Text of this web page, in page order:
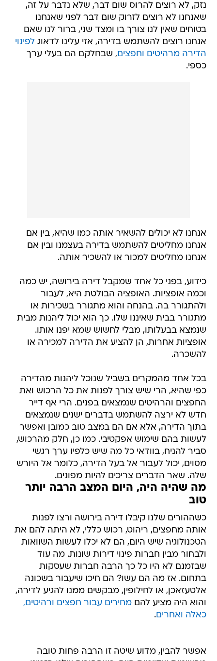
נזק, לא רוצים להרוס שום דבר, שלא נדבר על זה,
שאנחנו לא רוצים לזרוק שום דבר לפני שאנחנו
בטוחים שאין לנו צורך בו ומצד שני, ברור לנו שאם
אנחנו רוצים להשתמש בדירה, אזי עלינו לדאוגלפינוי
הדירה מרהיטים וחפצים, שבחלקם הם בעלי ערך
כספי.
אנחנו לא יכולים להשאיר אותה כמו שהיא, בין אם
אנחנו מחליטים להשתמש בדירה בעצמנו ובין אם
אנחנו מחליטים למכור או להשכיר אותה.
כידוע, בפני כל אחד שמקבל דירה בירושה, יש כמה
וכמה אופציות. האופציה הבולטת היא, לעבור
ולהתגורר בה. בהנחה והוא מתגורר בשכירות או
מתגורר בבית שאיננו שלו. כך הוא יכול ליהנות מבית
שנמצא בבעלותו, מבלי לחשוש שמא יפנו אותו.
אופציות אחרות, הן להציע את הדירה למכירה או
להשכרה.
בכל אחד מהמקרים בשביל שנוכל ליהנות מהדירה
כפי שהיא, הרי שיש צורך לפנות את כל הרכוש ואת
החפצים והרהיטים שנמצאים בפנים. הרי אף דייר
חדש לא ירצה להשתמש בדברים ישנים שנמצאים
בתוך הדירה, אלא אם הם במצב טוב כמובן ואפשר
לעשות בהם שימוש אפקטיבי. כמו כן, חלק מהרכוש,
סביר להניח, בוודאי כל מה שיש כלפיו ערך רגשי
מסוים, יכול לעבור אל בעל הדירה, כלומר אל היורש
שלה. שאר הדברים צריכים להיות מפונים.
מה שהיה היה, היום המצב הרבה יותר
טוב
כשההורים שלנו קיבלו דירה בירושה ורצו לפנות
אותה מחפצים, ריהוט, רכוש כללי, לא היתה להם את
הטכנולוגיה שיש היום, הם לא יכלו לעשות השוואות
ולבחור מבין חברות פינוי דירות שונות. מה עוד
שבזמנם לא היו כל כך הרבה חברות שעסקות
בתחום. אז מה הם עשו? הם חיכו שיעבור בשכונה
אלטעזאכן, או לחילופין, מבקשים ממנו להגיע לדירה,
והוא היה מציע להםמחירים עבור חפצים ורהיטים,
כאלה ואחרים.
אפשר להבין, מדוע שיטה זו הרבה פחות טובה